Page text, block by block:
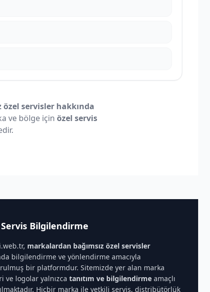
özel servisler hakkında
ve bölge için özel servis
Servis Bilgilendirme
markalardan bağımsız özel servisler
bilgilendirme ve yönlendirme amacıyla
bir platformdur. Sitemizde yer alan marka
ve logolar yalnızcatanıtım ve bilgilendirme amaçlı
Hiçbir marka ile yetkili servis, distribütörlük